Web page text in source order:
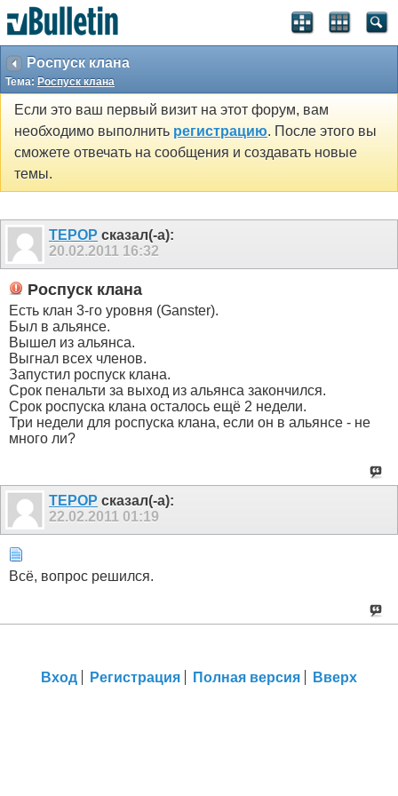
Роспуск клана
Тема: Роспуск клана
Если это ваш первый визит на этот форум, вам
необходимо выполнить регистрацию. После этого вы
сможете отвечать на сообщения и создавать новые
темы.
TEPOP сказал(-а):
20.02.2011 16:32
Роспуск клана
Есть клан 3-го уровня (Ganster).
Был в альянсе.
Вышел из альянса.
Выгнал всех членов.
Запустил роспуск клана.
Срок пенальти за выход из альянса закончился.
Срок роспуска клана осталось ещё 2 недели.
Три недели для роспуска клана, если он в альянсе - не
много ли?
TEPOP сказал(-а):
22.02.2011 01:19
Всё, вопрос решился.
Вход Регистрация Полная версия Вверх